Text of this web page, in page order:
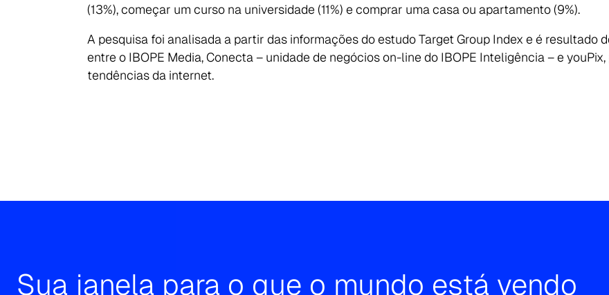
(13%), começar um curso na universidade (11%) e comprar uma casa ou apartamento (9%).
A pesquisa foi analisada a partir das informações do estudo Target Group Index e é resultado
entre o IBOPE Media, Conecta – unidade de negócios on-line do IBOPE Inteligência – e
tendências da internet.
Sua janela para o que o mundo está vendo